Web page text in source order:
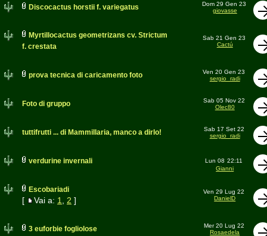
Discocactus horstii f. variegatus
Dom 29 Gen 23
giovasse
Myrtillocactus geometrizans cv. Strictum
f. crestata
Sab 21 Gen 23
Cactú
prova tecnica di caricamento foto
Ven 20 Gen 23
sergio_radi
Foto di gruppo
Sab 05 Nov 22
Olec80
tuttifrutti ... di Mammillaria, manco a dirlo!
Sab 17 Set 22
sergio_radi
verdurine invernali Lun 08 22:11
Gianni
Escobariadi
[ Vai a: 1 2 ]
Ven 29 Lug 22
DanielD
3 euforbie fogliolose
Mer 20 Lug 22
Rosaedela